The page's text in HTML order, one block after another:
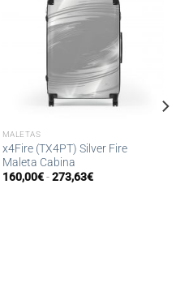
MALETAS
x4Fire (TX4PT) Silver Fire
Maleta Cabina
160,00€ - 273,63€Rango